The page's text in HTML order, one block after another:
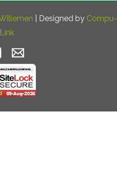
| Designed by Compu-
Link